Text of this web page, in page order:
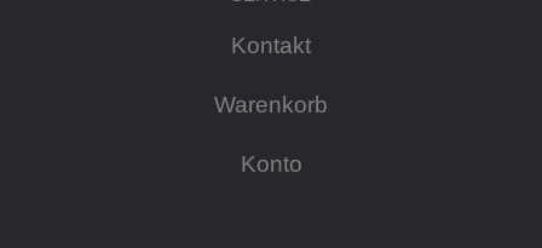
Kontakt
Warenkorb
Konto